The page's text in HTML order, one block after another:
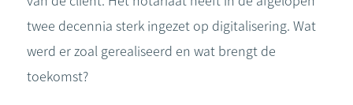
twee decennia sterk ingezet op digitalisering. Wat
werd er zoal gerealiseerd en wat brengt de
toekomst?